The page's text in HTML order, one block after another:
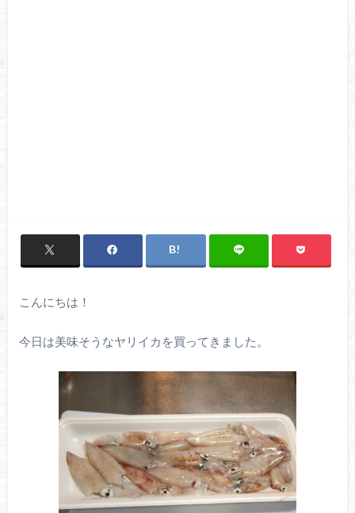
こんにちは！
今日は美味そうなヤリイカを買ってきました。